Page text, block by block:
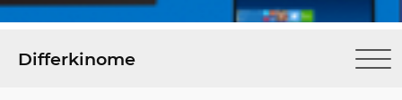
Differkinome